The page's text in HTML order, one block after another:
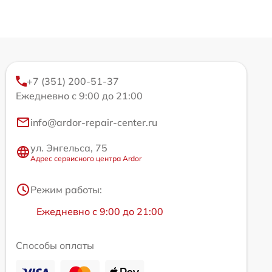
+7 (351) 200-51-37
Ежедневно с 9:00 до 21:00
info@ardor-repair-center.ru
ул. Энгельса, 75
Адрес сервисного центра Ardor
Режим работы:
Ежедневно с 9:00 до 21:00
Способы оплаты